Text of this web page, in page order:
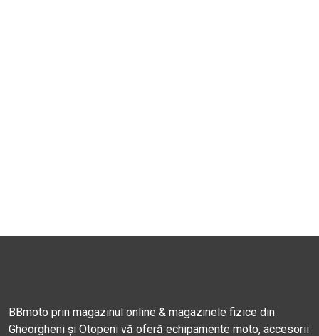
BBmoto prin magazinul online & magazinele fizice din
Gheorgheni și Otopeni vă oferă echipamente moto, accesorii